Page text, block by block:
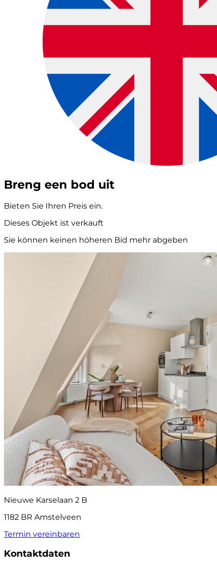
Breng een bod uit
Bieten Sie Ihren Preis ein.
Dieses Objekt ist verkauft
Sie können keinen höheren Bid mehr abgeben
Nieuwe Karselaan 2 B
1182 BR Amstelveen
Termin vereinbaren
Kontaktdaten